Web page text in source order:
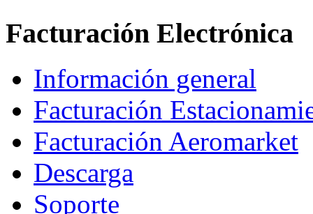
Facturación Electrónica
Información general
Facturación
Facturación Aeromarket
Descarga
Soporte